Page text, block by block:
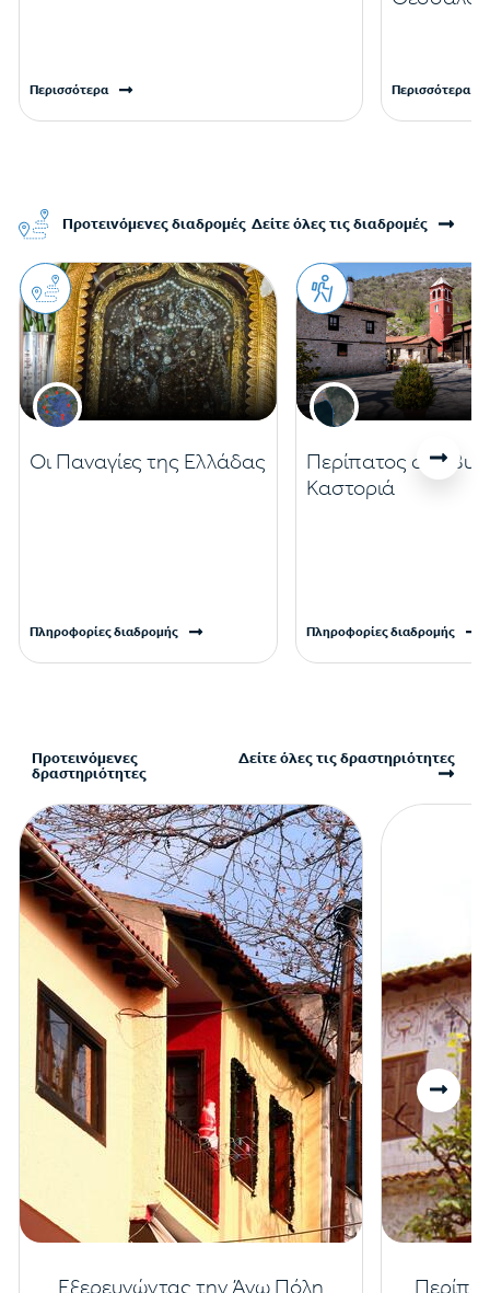
Περισσότερα Περισσότερα
Προτεινόμενες διαδρομές Δείτε όλες τις διαδρομές
Οι Παναγίες της Ελλάδας
Πληροφορίες διαδρομής
Περίπατος στη
Καστοριά
Πληροφορίες διαδρομής
Προτεινόμενες
δραστηριότητες
Δείτε όλες τις δραστηριότητες
Εξερευνώντας την Άνω Πόλη